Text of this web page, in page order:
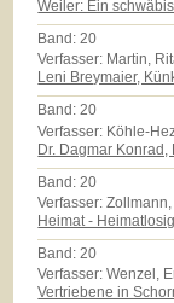
Weiler: Ein
Band:20
Verfasser: Martin,
Leni Breymaier,
Band:20
Verfasser: Köhle-
Dr. Dagmar Konrad,
Band:20
Verfasser:
Heimat -
Band:20
Verfasser: Wenzel,
Vertriebene in